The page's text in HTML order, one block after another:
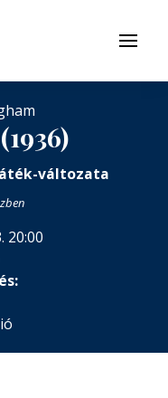
Menü
változata
20:00